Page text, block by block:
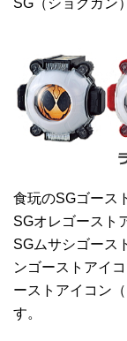
食玩のSGゴース
SGオレゴースト
SGムサシゴース
ンゴーストアイ
ーストアイコン
す。